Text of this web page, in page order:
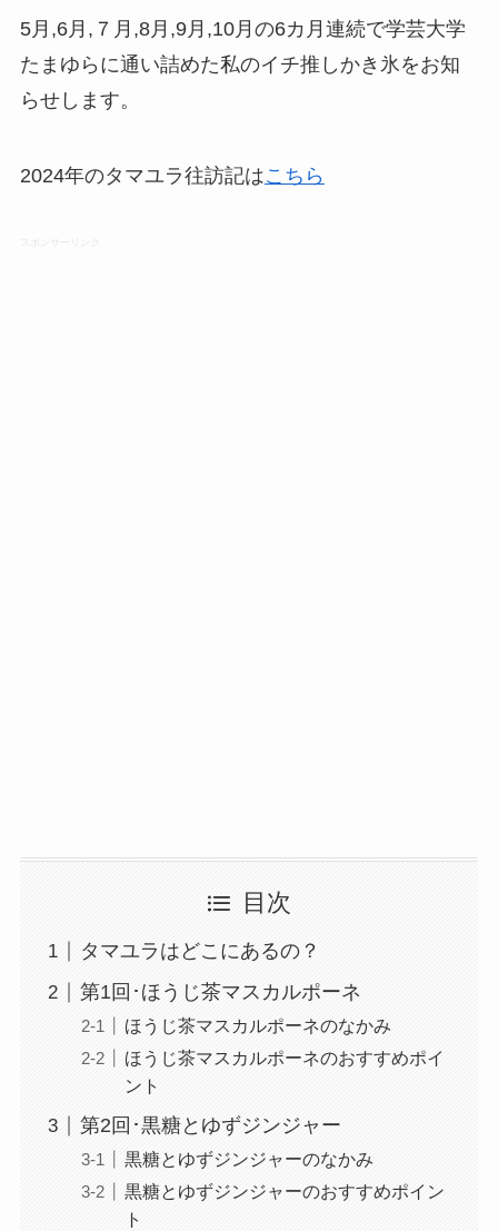
5月,6月,７月,8月,9月,10月の6カ月連続で学芸大学
たまゆらに通い詰めた私のイチ推しかき氷をお知
らせします。
2024年のタマユラ往訪記はこちら
目次
タマユラはどこにあるの？
第1回･ほうじ茶マスカルポーネ
ほうじ茶マスカルポーネのなかみ
ほうじ茶マスカルポーネのおすすめポイ
ント
第2回･黒糖とゆずジンジャー
黒糖とゆずジンジャーのなかみ
黒糖とゆずジンジャーのおすすめポイン
ト